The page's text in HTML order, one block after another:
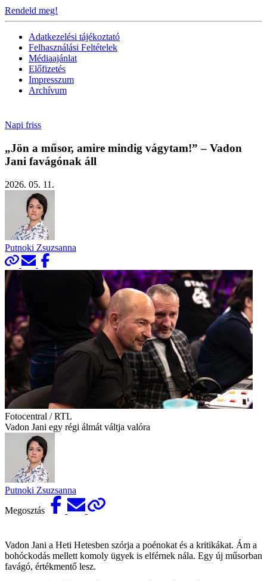
Rendeld meg!
Adatkezelési tájékoztató
Felhasználási Feltételek
Médiaajánlat
Előfizetés
Impresszum
Archívum
Napi friss
„Jön a műsor, amire mindig vágytam!” – Vadon
Jani favágónak áll
2026. 05. 11.
Putnoki Zsuzsanna
Fotocentral / RTL
Vadon Jani egy régi álmát váltja valóra
Putnoki Zsuzsanna
Megosztás
Vadon Jani a Heti Hetesben szórja a poénokat és a kritikákat. Ám a
bohóckodás mellett komoly ügyek is elférnek nála. Egy új műsorban
favágó, értékmentő lesz.